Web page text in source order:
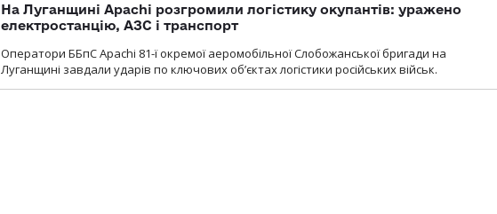
На Луганщині Apachi розгромили логістику окупантів: уражено
електростанцію, АЗС і транспорт
Оператори ББпС Apachi 81-ї окремої аеромобільної Слобожанської бригади на
Луганщині завдали ударів по ключових об’єктах логістики російських військ.